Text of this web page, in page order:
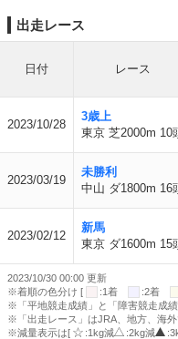
出走レース
日付 レース
2023/10/28
3歳上
東京 芝2000m 10
2023/03/19
未勝利
中山 ダ1800m 16
2023/02/12
新馬
東京 ダ1600m 15
2023/10/30 00:00 更新
※着順の色分け [
:1着 :2着
※「平地競走成績」と「障害競走成
※「出走レース」はJRA、地方、海外
※減量表示は[
:1kg減 :2kg減